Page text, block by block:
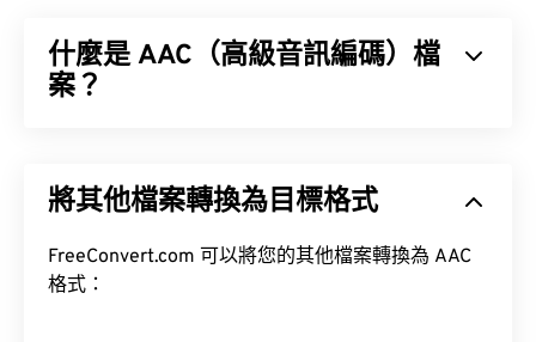
於管理和儲存的檔案。它也是一種流行的影片格式，
用於在網路上進行串流媒體播放，例如在 YouTube
如何開啟 MP4 檔案？
MP4 檔案會在作業系統的預設視訊播放器中開啟。
只需雙擊該文件即可開啟。無需第三方軟體。
什麼是 AAC（高級音訊編碼）檔
案？
電視、數位廣播和網路串流媒體。它是 iOS、
將其他檔案轉換為目標格式
FreeConvert.com 可以將您的其他檔案轉換為 AAC
格式：